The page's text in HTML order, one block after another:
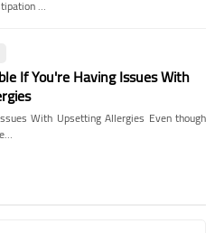
…
If You're Having Issues With
With Upsetting Allergies Even though